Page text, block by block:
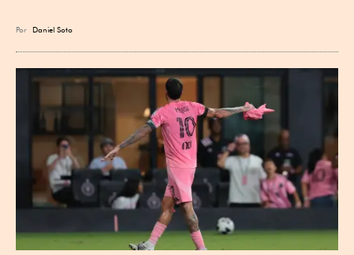
Por Daniel Soto